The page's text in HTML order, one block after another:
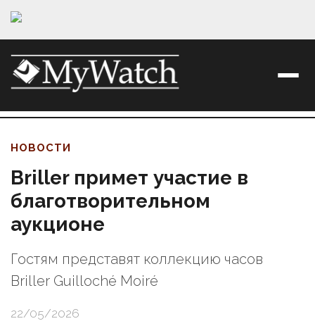
НОВОСТИ
Briller примет участие в
благотворительном
аукционе
Гостям представят коллекцию часов
Briller Guilloché Moiré
22/05/2026